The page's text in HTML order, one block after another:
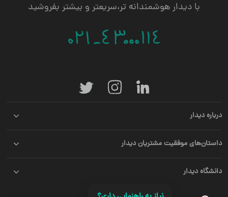
با دیدار هوشمندانه تر،سریعتر و بیشتر بفروشید
درباره دیدار
داستان‌های موفقیت مشتریان دیدار
دانشگاه دیدار